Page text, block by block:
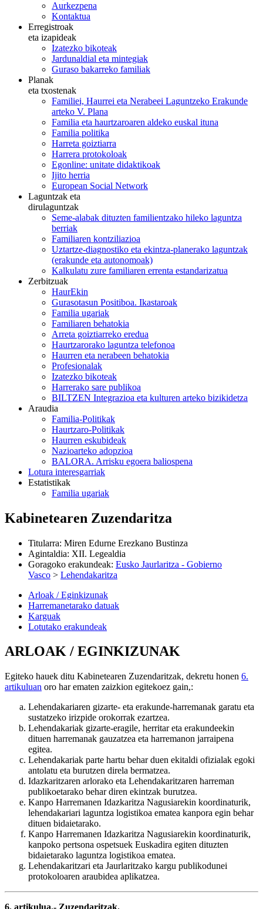
Aurkezpena
Kontaktua
Erregistroak
eta izapideak
Izatezko bikoteak
Jardunaldial eta mintegiak
Guraso bakarreko familiak
Planak
eta txostenak
Familiei, Haurrei eta Nerabeei Laguntzeko Erakunde
arteko V. Plana
Familia eta haurtzaroaren aldeko euskal ituna
Familia politika
Harreta goiztiarra
Harrera protokoloak
Egonline: unitate didaktikoak
Ijito herria
European Social Network
Laguntzak eta
dirulaguntzak
Seme-alabak dituzten familientzako hileko laguntza
berriak
Familiaren kontziliazioa
Uztartze-diagnostiko eta ekintza-planerako laguntzak
(erakunde eta autonomoak)
Kalkulatu zure familiaren errenta estandarizatua
Zerbitzuak
HaurEkin
Gurasotasun Positiboa. Ikastaroak
Familia ugariak
Familiaren behatokia
Arreta goiztiarreko eredua
Haurtzarorako laguntza telefonoa
Haurren eta nerabeen behatokia
Profesionalak
Izatezko bikoteak
Harrerako sare publikoa
BILTZEN Integrazioa eta kulturen arteko bizikidetza
Araudia
Familia-Politikak
Haurtzaro-Politikak
Haurren eskubideak
Nazioarteko adopzioa
BALORA. Arrisku egoera baliospena
Lotura interesgarriak
Estatistikak
Familia ugariak
Kabinetearen Zuzendaritza
Titularra: Miren Edurne Erezkano Bustinza
Agintaldia: XII. Legealdia
Goragoko erakundeak: Eusko Jaurlaritza - Gobierno
Vasco > Lehendakaritza
Arloak / Eginkizunak
Harremanetarako datuak
Karguak
Lotutako erakundeak
ARLOAK / EGINKIZUNAK
Egiteko hauek ditu Kabinetearen Zuzendaritzak, dekretu honen 6.
artikuluan oro har ematen zaizkion egitekoez gain,:
Lehendakariaren gizarte- eta erakunde-harremanak garatu eta
sustatzeko irizpide orokorrak ezartzea.
Lehendakariak gizarte-eragile, herritar eta erakundeekin
dituen harremanak gauzatzea eta harremanon jarraipena
egitea.
Lehendakariak parte hartu behar duen ekitaldi ofizialak egoki
antolatu eta burutzen direla bermatzea.
Idazkaritzaren arlorako eta Lehendakaritzaren harreman
publikoetarako behar diren ekintzak burutzea.
Kanpo Harremanen Idazkaritza Nagusiarekin koordinaturik,
lehendakariari laguntza logistikoa ematea kanpora egin behar
dituen bidaietarako.
Kanpo Harremanen Idazkaritza Nagusiarekin koordinaturik,
kanpoko pertsona ospetsuek Euskadira egiten dituzten
bidaietarako laguntza logistikoa ematea.
Lehendakaritzari eta Jaurlaritzako kargu publikodunei
protokoloaren araubidea aplikatzea.